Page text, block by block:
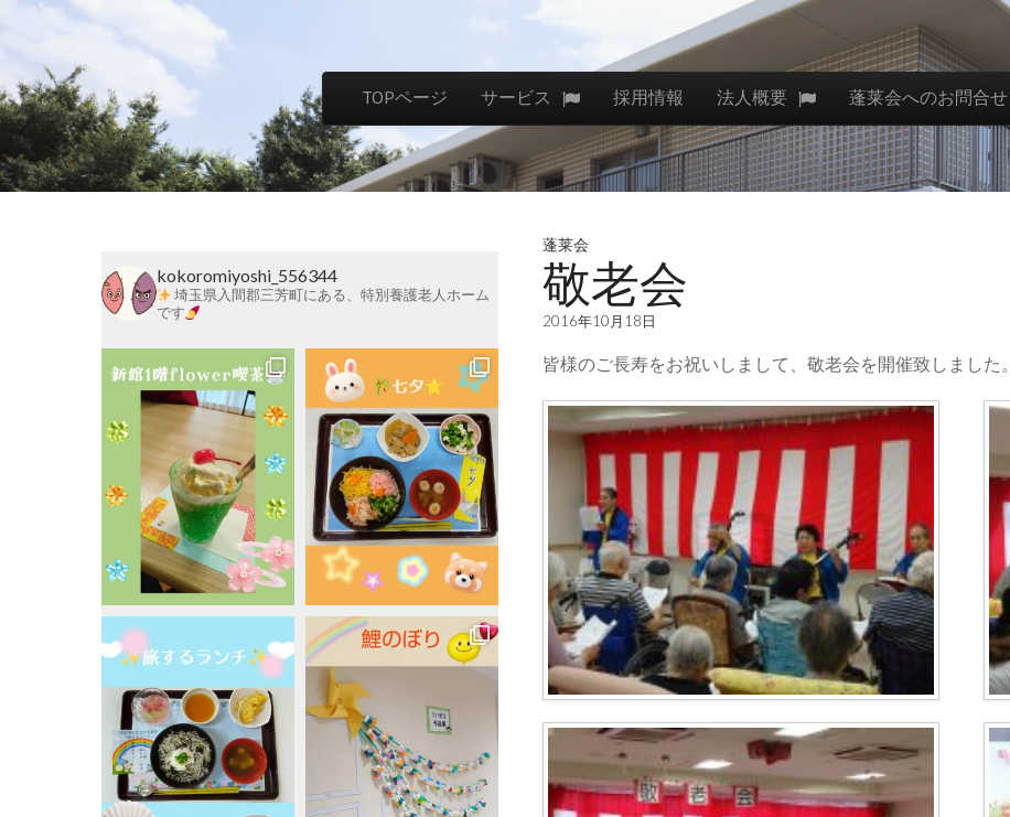
社
会
福
祉
法
人
蓬
莱
会
Main menu
TOPページ サービス 採用情報 法人概要 蓬莱会へのお問合せ
蓬莱会
敬老会
2016年10月18日
皆様のご長寿をお祝いしまして、敬老会を開催致しました。
kokoromiyoshi_556344
埼玉県入間郡三芳町にある、特別養護老人ホーム
です